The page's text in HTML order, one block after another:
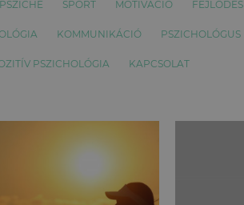
PSZICHÉ SPORT MOTIVÁCIÓ FEJLŐDÉS
KOMMUNIKÁCIÓ PSZICHOLÓGUS
PSZICHOLÓGIA KAPCSOLAT